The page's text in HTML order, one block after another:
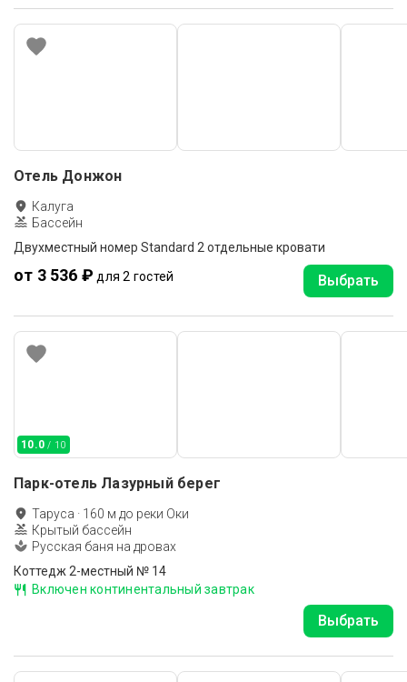
Отель Донжон
Калуга
Бассейн
Двухместный номер Standard 2 отдельные кровати
от 3 536 ₽ для 2 гостей Выбрать
10.0 / 10
Парк-отель Лазурный берег
Таруса · 160 м до реки Оки
Крытый бассейн
Русская баня на дровах
Коттедж 2-местный № 14
Включен континентальный завтрак
Выбрать